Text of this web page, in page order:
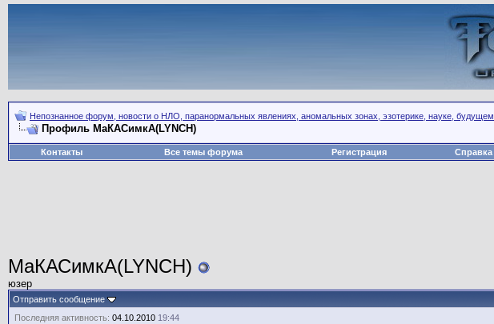
Непознанное форум, новости о НЛО, паранормальных явлениях, аномальных зонах, эзотерике, науке, будущем
Профиль МаКАСимкА(LYNCH)
Контакты Все темы форума Регистрация Справка
МаКАСимкА(LYNCH)
юзер
Отправить сообщение
Последняя активность: 04.10.2010 19:44